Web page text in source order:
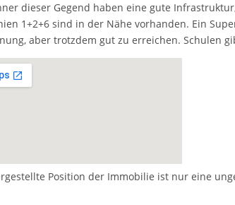
dieser Gegend haben eine gute
1+2+6 sind in der Nähe vorhanden. Ein
aber trotzdem gut zu erreichen. Schulen
Position der Immobilie ist nur eine